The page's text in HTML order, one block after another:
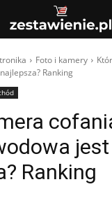
Foto i kamery
Ranking
jest
Ranking